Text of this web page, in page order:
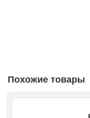
Похожие товары